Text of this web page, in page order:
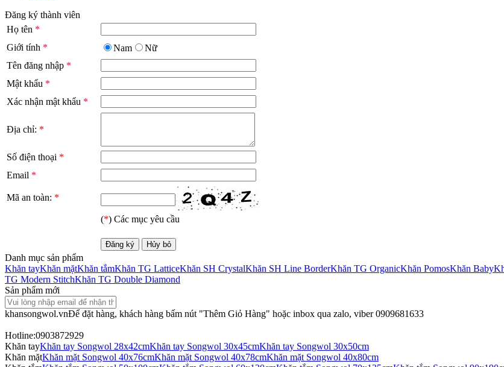
Đăng ký thành viên
Họ tên *
Giới tính * Nam
Nữ
Tên đăng nhập *
Mật khẩu *
Xác nhận mật khẩu *
Địa chỉ: *
Số điện thoại *
Email *
Mã an toàn: *
(*) Các mục yêu cầu
Danh mục sản phẩm
Khăn tayKhăn mặtKhăn tắmKhăn TG LatticeKhăn SH CrystalKhăn SH Line BorderKhăn TG OrganicKhăn PomosKhăn Baby
TG Modern StitchKhăn TG Double Diamond
Sản phẩm mới
khansongwol.vnĐể đặt hàng, khách hàng bấm nút "Thêm Giỏ Hàng" hoặc inbox qua zalo, viber 0909681633
Hotline:0903872929
Khăn tayKhăn tay Songwol 28x42cmKhăn tay Songwol 30x45cmKhăn tay Songwol 30x50cm
Khăn mặtKhăn mặt Songwol 40x76cmKhăn mặt Songwol 40x78cmKhăn mặt Songwol 40x80cm